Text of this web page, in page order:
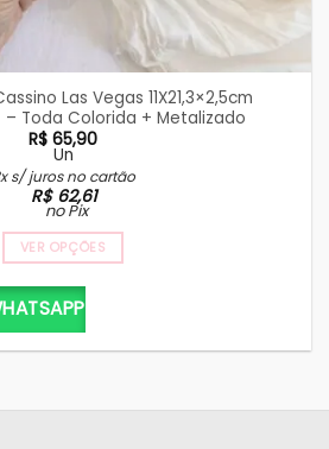
Las Vegas 11X21,3×2,5cm
Toda Colorida + Metalizado
R$ 65,90
Un
s/ juros no cartão
R$62,61
no Pix
VER OPÇÕES